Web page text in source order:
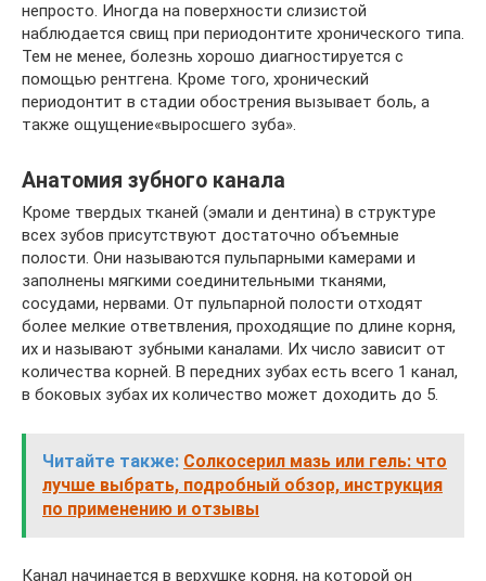
непросто. Иногда на поверхности слизистой
наблюдается свищ при периодонтите хронического типа.
Тем не менее, болезнь хорошо диагностируется с
помощью рентгена. Кроме того, хронический
периодонтит в стадии обострения вызывает боль, а
также ощущение«выросшего зуба».
Анатомия зубного канала
Кроме твердых тканей (эмали и дентина) в структуре
всех зубов присутствуют достаточно объемные
полости. Они называются пульпарными камерами и
заполнены мягкими соединительными тканями,
сосудами, нервами. От пульпарной полости отходят
более мелкие ответвления, проходящие по длине корня,
их и называют зубными каналами. Их число зависит от
количества корней. В передних зубах есть всего 1 канал,
в боковых зубах их количество может доходить до 5.
Читайте также: Солкосерил мазь или гель: что
лучше выбрать, подробный обзор, инструкция
по применению и отзывы
Канал начинается в верхушке корня, на которой он